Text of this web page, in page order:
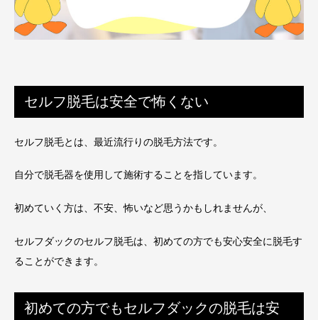
セルフ脱毛は安全で怖くない
セルフ脱毛とは、最近流行りの脱毛方法です。
自分で脱毛器を使用して施術することを指しています。
初めていく方は、不安、怖いなど思うかもしれませんが、
セルフダックのセルフ脱毛は、初めての方でも安心安全に脱毛す
ることができます。
初めての方でもセルフダックの脱毛は安